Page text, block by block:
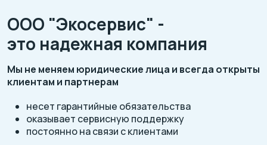
ООО "Экосервис" -
это надежная компания
Мы не меняем юридические лица и всегда открыты
клиентам и партнерам
несет гарантийные обязательства
оказывает сервисную поддержку
постоянно на связи с клиентами